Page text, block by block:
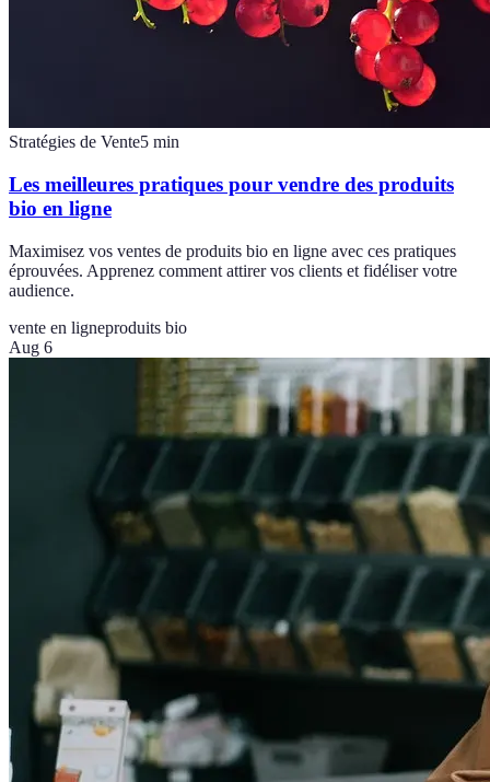
Stratégies de Vente5 min
Les meilleures pratiques pour vendre des produits
bio en ligne
Maximisez vos ventes de produits bio en ligne avec ces pratiques
éprouvées. Apprenez comment attirer vos clients et fidéliser votre
audience.
vente en ligneproduits bio
Aug 6